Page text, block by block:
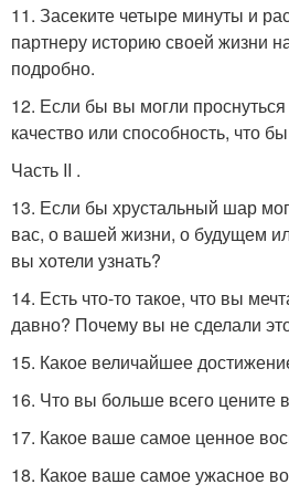
11. Засеките четыре минуты и
партнеру историю своей жизни
подробно.
12. Если бы вы могли
качество или способность, что
Часть II .
13. Если бы хрустальный шар
вас, о вашей жизни, о будущем
вы хотели узнать?
14. Есть что-то такое, что вы
давно? Почему вы не сделали
15. Какое величайшее
16. Что вы больше всего цените
17. Какое ваше самое ценное
18. Какое ваше самое ужасное